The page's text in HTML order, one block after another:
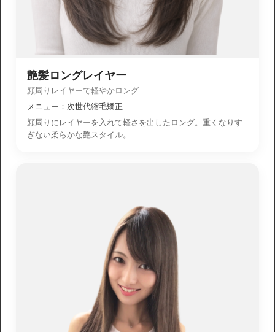
艶髪ロングレイヤー
顔周りレイヤーで軽やかロング
メニュー：次世代縮毛矯正
顔周りにレイヤーを入れて軽さを出したロング。重くなりす
ぎない柔らかな艶スタイル。